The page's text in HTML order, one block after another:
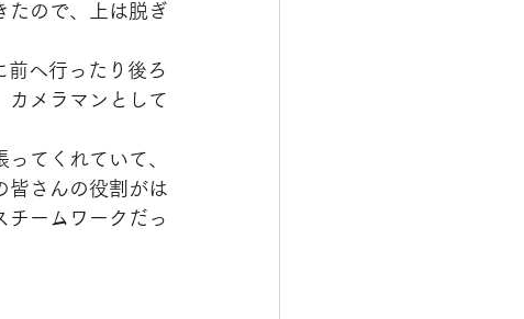
たので、上は脱ぎ
へ行ったり後ろ
カメラマンとして
てくれていて、
皆さんの役割がは
チームワークだっ